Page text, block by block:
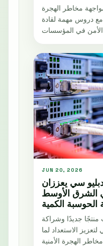
مخاطر الهجرة
مع دروس مهمة لقادة
JUN 20, 2026
سي يعززان
الشرق الأوسط
الحوسبة الكمية
جديدًا وشراكة
الاستعداد لما
الهجرة الأمنية